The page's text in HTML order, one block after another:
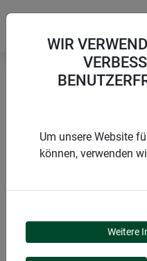
WIR
Um unsere Website
können, verwenden
Weitere